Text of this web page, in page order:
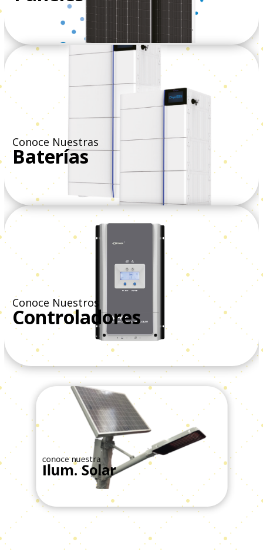
Ver Todos
Conoce Nuestras
Baterías
Ver Todos
Conoce Nuestros
Controladores
Ver Todos
conoce nuestra
Ilum. Solar
Ver Todos